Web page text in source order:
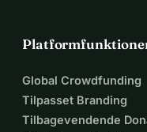
Global Crowdfunding
Tilpasset Branding
Tilbagevendende